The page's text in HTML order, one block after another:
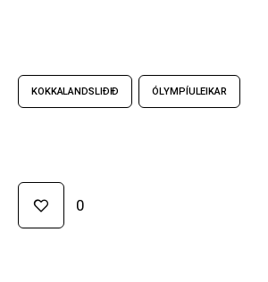
KOKKALANDSLIÐIÐ ÓLYMPÍULEIKAR
0